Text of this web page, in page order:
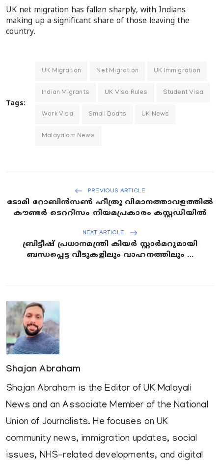
UK net migration has fallen sharply, with Indians
making up a significant share of those leaving the
country.
Tags:
UK Migration Net Migration UK Immigration
Indian Migrants UK Visa Rules Student Visa
Work Visa Small Boats UK News
Malayalam News
PREVIOUS ARTICLE
ടോമി റോബിൻസൺ ഹീത്രൂ വിമാനത്താവളത്തിൽ
കൗണ്ടർ ടെററിസം നിയമപ്രകാരം കസ്റ്റഡിയിൽ
NEXT ARTICLE
ബ്രിട്ടീഷ് പ്രധാനമന്ത്രി കിയർ സ്റ്റാർമറുമായി
ബന്ധപ്പെട്ട വീടുകളിലും വാഹനത്തിലും ...
Shajan Abraham
Shajan Abraham is the Editor of UK Malayali
News and an Associate Member of the National
Union of Journalists. He focuses on UK
community news, immigration updates, social
issues, NHS-related developments, and digital